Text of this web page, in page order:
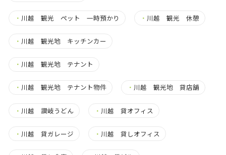
・ 川越 観光 ペット 一時預かり ・ 川越 観光 休憩
・ 川越 観光地 キッチンカー
・ 川越 観光地 テナント
・ 川越 観光地 テナント物件 ・ 川越 観光地 貸店舗
・ 川越 讃岐うどん ・ 川越 貸オフィス
・ 川越 貸ガレージ ・ 川越 貸しオフィス